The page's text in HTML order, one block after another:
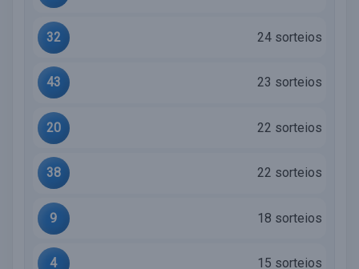
32 24 sorteios
43 23 sorteios
20 22 sorteios
38 22 sorteios
9 18 sorteios
4 15 sorteios